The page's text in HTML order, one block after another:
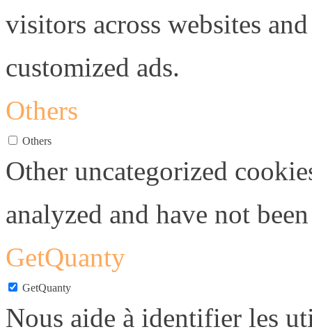
visitors across websites
customized ads.
Others
Others
Other uncategorized
analyzed and have not
GetQuanty
GetQuanty
Nous aide à identifier les